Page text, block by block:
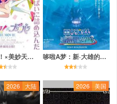
偶像活动！×美妙天堂 THE MOVIE -相遇的奇迹！- 哆啦A梦：新·大雄的海底鬼岩城
2026 大陆 2026 美国